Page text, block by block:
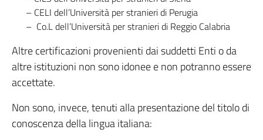
– CELI dell’Università per stranieri di Perugia
– Co.L dell’Università per stranieri di Reggio Calabria
Altre certificazioni provenienti dai suddetti Enti o da
altre istituzioni non sono idonee e non potranno essere
accettate.
Non sono, invece, tenuti alla presentazione del titolo di
conoscenza della lingua italiana: